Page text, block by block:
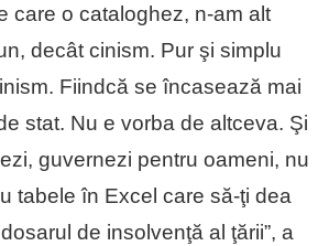
care o cataloghez, n-am alt
decât cinism. Pur şi simplu
Fiindcă se încasează mai
stat. Nu e vorba de altceva. Şi
guvernezi pentru oameni, nu
tabele în Excel care să-ţi dea
de insolvenţă al ţării”, a